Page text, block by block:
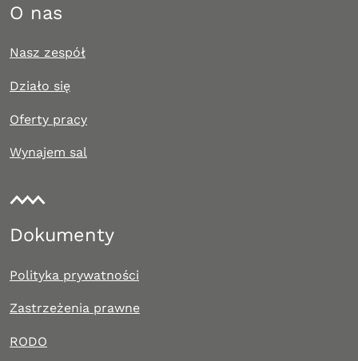
O nas
Nasz zespół
Działo się
Oferty pracy
Wynajem sal
Dokumenty
Polityka prywatności
Zastrzeżenia prawne
RODO